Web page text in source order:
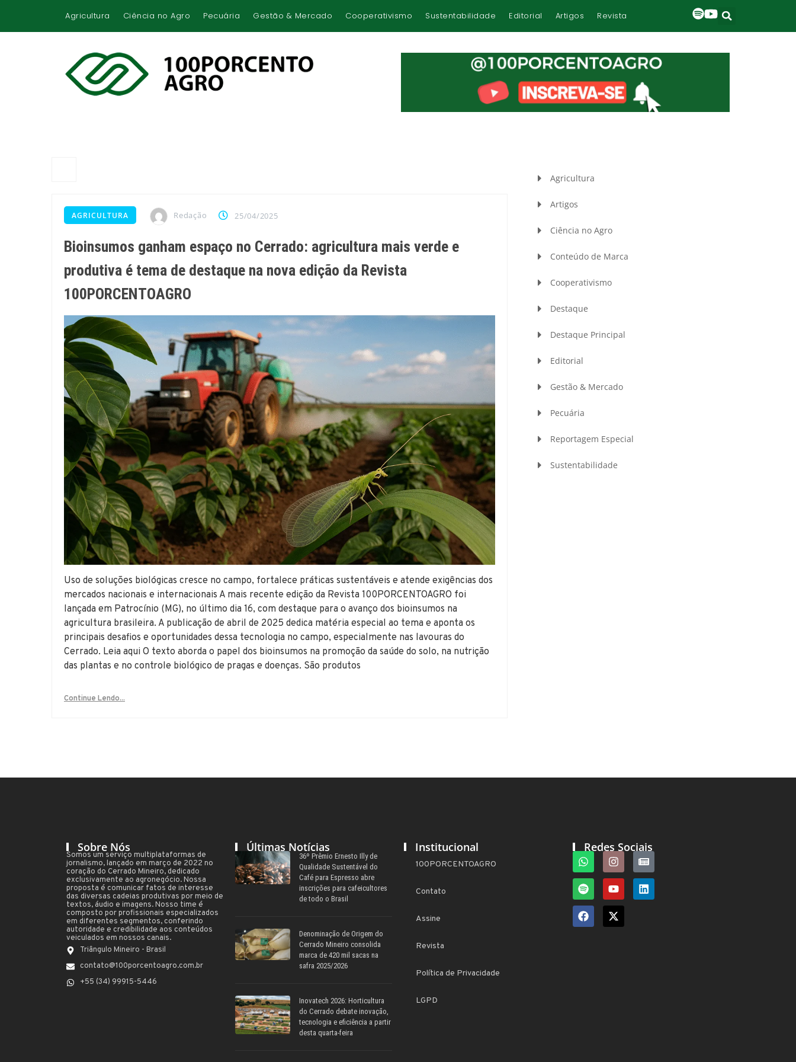
Agricultura Ciência no Agro Pecuária Gestão & Mercado Cooperativismo Sustentabilidade Editorial Artigos Revista
AGRICULTURA Redação 25/04/2025
Bioinsumos ganham espaço no Cerrado: agricultura mais verde e
produtiva é tema de destaque na nova edição da Revista
100PORCENTOAGRO
Uso de soluções biológicas cresce no campo, fortalece práticas sustentáveis e atende exigências dos
mercados nacionais e internacionais A mais recente edição da Revista 100PORCENTOAGRO foi
lançada em Patrocínio (MG), no último dia 16, com destaque para o avanço dos bioinsumos na
agricultura brasileira. A publicação de abril de 2025 dedica matéria especial ao tema e aponta os
principais desafios e oportunidades dessa tecnologia no campo, especialmente nas lavouras do
Cerrado. Leia aqui O texto aborda o papel dos bioinsumos na promoção da saúde do solo, na nutrição
das plantas e no controle biológico de pragas e doenças. São produtos
Continue Lendo...
Agricultura
Artigos
Ciência no Agro
Conteúdo de Marca
Cooperativismo
Destaque
Destaque Principal
Editorial
Gestão & Mercado
Pecuária
Reportagem Especial
Sustentabilidade
Sobre Nós
Somos um serviço multiplataformas de
jornalismo, lançado em março de 2022 no
coração do Cerrado Mineiro, dedicado
exclusivamente ao agronegócio. Nossa
proposta é comunicar fatos de interesse
das diversas cadeias produtivas por meio de
textos, áudio e imagens. Nosso time é
composto por profissionais especializados
em diferentes segmentos, conferindo
autoridade e credibilidade aos conteúdos
veiculados em nossos canais.
Triângulo Mineiro - Brasil
contato@100porcentoagro.com.br
+55 (34) 99915-5446
Últimas Notícias
36º Prêmio Ernesto Illy de
Qualidade Sustentável do
Café para Espresso abre
inscrições para cafeicultores
de todo o Brasil
Denominação de Origem do
Cerrado Mineiro consolida
marca de 420 mil sacas na
safra 2025/2026
Inovatech 2026: Horticultura
do Cerrado debate inovação,
tecnologia e eficiência a partir
desta quarta-feira
Institucional
100PORCENTOAGRO
Contato
Assine
Revista
Política de Privacidade
LGPD
Redes Sociais